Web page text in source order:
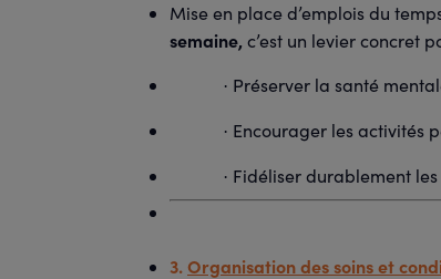
Mise en place d’emplois du
semaine,c’est un levier concret
· Préserver la santé
· Encourager les activités
· Fidéliser durablement
3.Organisation des soins et